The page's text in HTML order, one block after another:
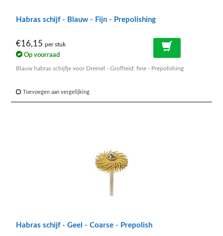
Habras schijf - Blauw - Fijn - Prepolishing
€16,15 per stuk
Op voorraad
Blauw habras schijfje voor Dremel - Grofheid: fine - Prepolishing
Toevoegen aan vergelijking
Habras schijf - Geel - Coarse - Prepolish